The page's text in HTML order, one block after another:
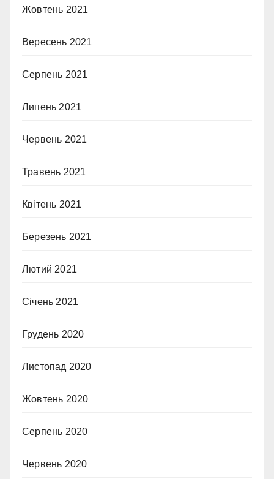
Жовтень 2021
Вересень 2021
Серпень 2021
Липень 2021
Червень 2021
Травень 2021
Квітень 2021
Березень 2021
Лютий 2021
Січень 2021
Грудень 2020
Листопад 2020
Жовтень 2020
Серпень 2020
Червень 2020